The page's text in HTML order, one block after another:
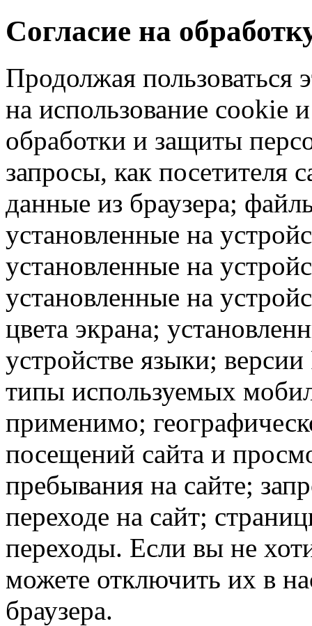
Согласие на
Продолжая пользоваться
на использование cookie
обработки и защиты
запросы, как посетителя
данные из браузера;
установленные на
установленные на
установленные на
цвета экрана;
устройстве языки;
типы используемых
применимо;
посещений сайта и
пребывания на сайте;
переходе на сайт;
переходы. Если вы не
можете отключить их в
браузера.